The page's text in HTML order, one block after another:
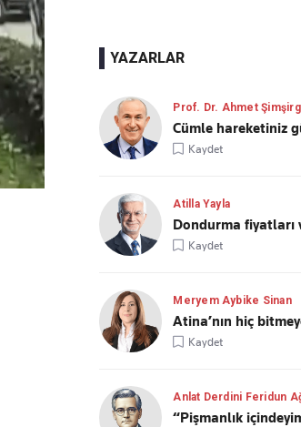
YAZARLAR
Prof. Dr. Ahmet
Cümle hareketiniz
Kaydet
Atilla Yayla
Dondurma fiyatları
Kaydet
Meryem Aybike Sinan
Atina’nın hiç
Kaydet
Anlat Derdini Feridun
“Pişmanlık